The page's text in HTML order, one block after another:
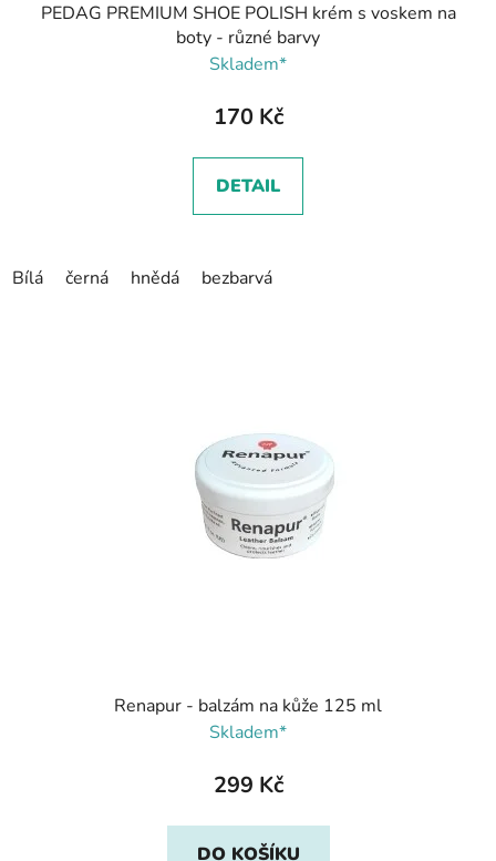
PEDAG PREMIUM SHOE POLISH krém s voskem na
boty - různé barvy
Skladem*
170 Kč
DETAIL
Bílá černá hnědá bezbarvá
Renapur - balzám na kůže 125 ml
Skladem*
299 Kč
DO KOŠÍKU